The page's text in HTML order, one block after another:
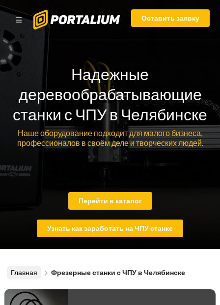
Оставить заявку
Надежные
деревообрабатывающие
станки с ЧПУ в Челябинске
Наше оборудование подходит для малого бизнеса,
профессионалов в своём деле и творческих людей.
Перейти в каталог
Узнать как заработать на ЧПУ станке
Главная Фрезерные станки с ЧПУ в Челябинске